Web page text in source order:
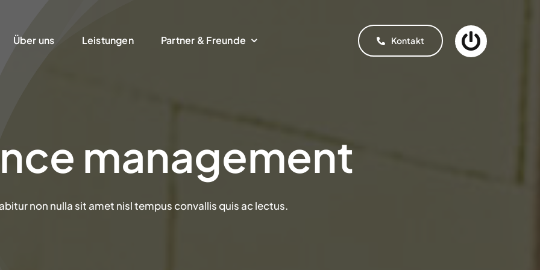
Über uns Leistungen Partner & Freunde Kontakt
management
non nulla sit amet nisl tempus convallis quis ac lectus.